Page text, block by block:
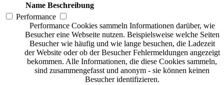
Name Beschreibung
Performance
Performance Cookies sammeln Informationen darüber, wie
Besucher eine Webseite nutzen. Beispielsweise welche Seiten
Besucher wie häufig und wie lange besuchen, die Ladezeit
der Website oder ob der Besucher Fehlermeldungen angezeigt
bekommen. Alle Informationen, die diese Cookies sammeln,
sind zusammengefasst und anonym - sie können keinen
Besucher identifizieren.